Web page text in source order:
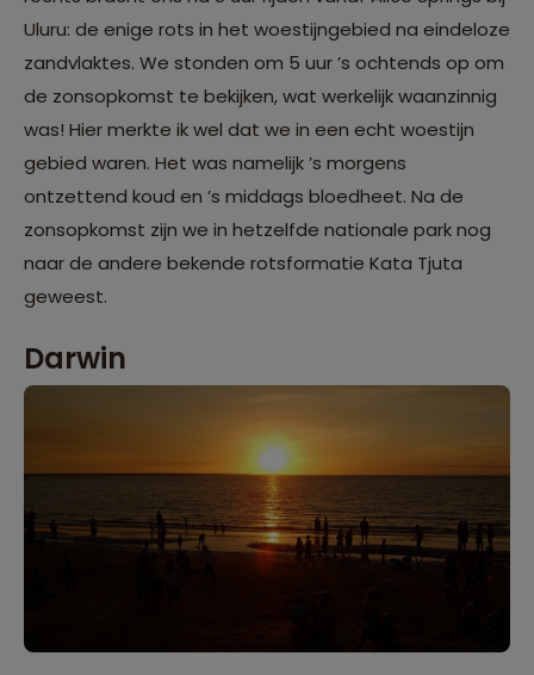
Uluru: de enige rots in het woestijngebied na eindeloze
zandvlaktes. We stonden om 5 uur ’s ochtends op om
de zonsopkomst te bekijken, wat werkelijk waanzinnig
was! Hier merkte ik wel dat we in een echt woestijn
gebied waren. Het was namelijk ’s morgens
ontzettend koud en ’s middags bloedheet. Na de
zonsopkomst zijn we in hetzelfde nationale park nog
naar de andere bekende rotsformatie Kata Tjuta
geweest.
Darwin